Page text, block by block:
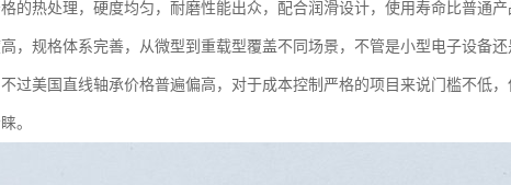
的热处理，硬度均匀，耐磨性能出众，配合润滑设计，使用寿命比普通
，规格体系完善，从微型到重载型覆盖不同场景，不管是小型电子设备
过美国直线轴承价格普遍偏高，对于成本控制严格的项目来说门槛不低
。